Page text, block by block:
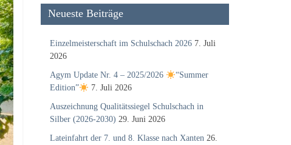
Neueste Beiträge
Einzelmeisterschaft im Schulschach 2026 7. Juli
2026
Agym Update Nr. 4 – 2025/2026
“Summer
Edition”
7. Juli 2026
Auszeichnung Qualitätssiegel Schulschach in
Silber (2026-2030) 29. Juni 2026
Lateinfahrt der 7. und 8. Klasse nach Xanten 26.